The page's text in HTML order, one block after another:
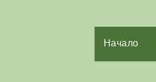
Начало